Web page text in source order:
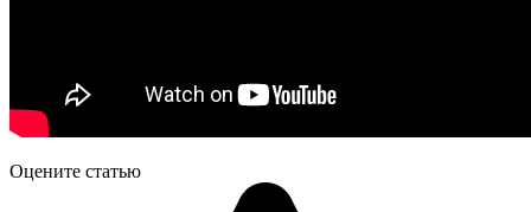
Оцените статью